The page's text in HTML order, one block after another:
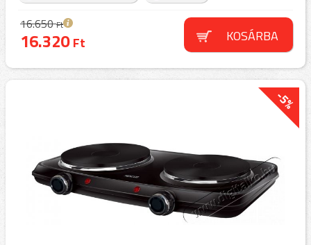
16.650Ft
16.320Ft KOSÁRBA
-5%